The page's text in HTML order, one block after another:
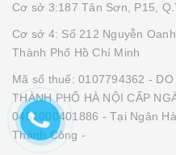
Cơ sở 3:187 Tân Sơn, P15,
Cơ sở 4: Số 212 Nguyễn
Thành Phố Hồ Chí Minh
Mã số thuế: 0107794362 -
THÀNH PHỐ HÀ NỘI CẤP
0451000401886 - Tại Ngân
Thành Công -